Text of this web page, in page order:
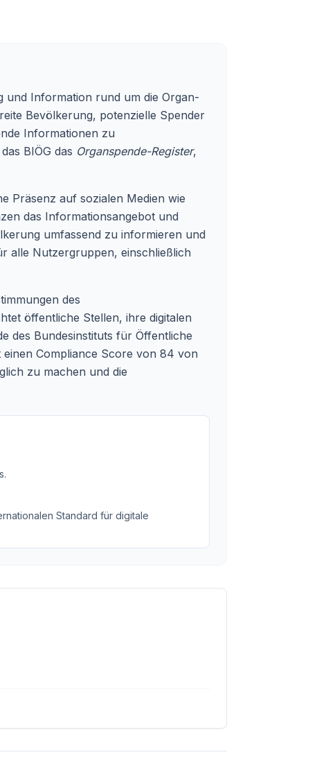
und Information rund um die Organ-
Bevölkerung, potenzielle Spender
Informationen zu
BIÖG das Organspende-Register,
Präsenz auf sozialen Medien wie
das Informationsangebot und
umfassend zu informieren und
alle Nutzergruppen, einschließlich
des
öffentliche Stellen, ihre digitalen
des Bundesinstituts für Öffentliche
Compliance Score von 84 von
zu machen und die
.
Standard für digitale